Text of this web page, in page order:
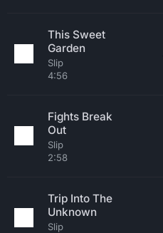
This Sweet
Garden
Slip
4:56
Fights Break
Out
Slip
2:58
Trip Into The
Unknown
Slip